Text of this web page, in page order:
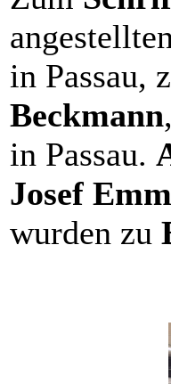
in Passau,
Beckmann
in Passau.
Josef
wurden zu